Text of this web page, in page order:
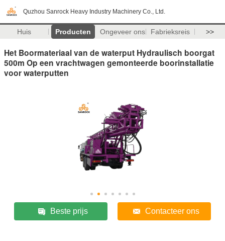
Quzhou Sanrock Heavy Industry Machinery Co., Ltd.
Huis Producten Ongeveer ons Fabrieksreis >>
Het Boormateriaal van de waterput Hydraulisch boorgat
500m Op een vrachtwagen gemonteerde boorinstallatie
voor waterputten
Beste prijs Contacteer ons